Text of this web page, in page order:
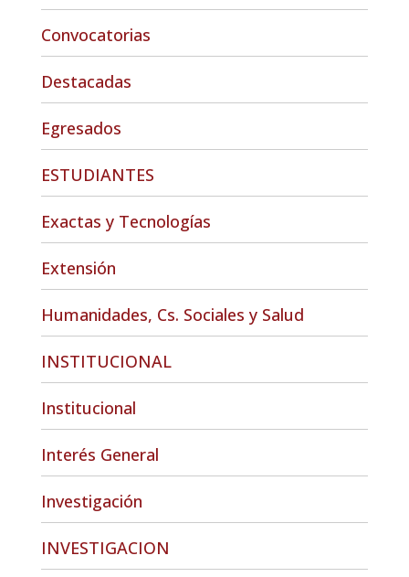
Convocatorias
Destacadas
Egresados
ESTUDIANTES
Exactas y Tecnologías
Extensión
Humanidades, Cs. Sociales y Salud
INSTITUCIONAL
Institucional
Interés General
Investigación
INVESTIGACION